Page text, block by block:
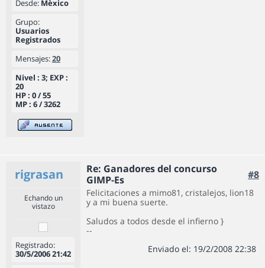
Desde: Mèxico
Grupo:
Usuarios
Registrados
Mensajes:20
Nivel : 3; EXP :
20
HP : 0 / 55
MP : 6 / 3262
rigrasan
Re: Ganadores del concurso
GIMP-Es
#8
Echando un
vistazo
Registrado:
30/5/2006 21:42
Felicitaciones a mimo81, cristalejos, lion18
y a mi buena suerte.
Saludos a todos desde el infierno }
--
Enviado el: 19/2/2008 22:38